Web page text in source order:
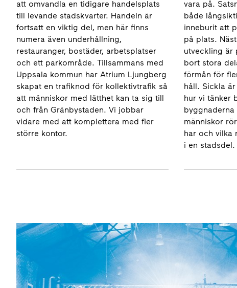
att omvandla en tidigare handelsplats
till levande stadskvarter. Handeln är
fortsatt en viktig del, men här finns
numera även underhållning,
restauranger, bostäder, arbetsplatser
och ett parkområde. Tillsammans med
Uppsala kommun har Atrium Ljungberg
skapat en trafiknod för kollektivtrafik så
att människor med lätthet kan ta sig till
och från Gränbystaden. Vi jobbar
vidare med att komplettera med fler
större kontor.
vara på.
både
inneburit att
på plats.
utveckling är
bort stora
förmån för
håll. Sickla
hur vi tänker
människor
har och vilka
i en stadsdel.
Våra drömmars stad - Stadsutveckling från vision till